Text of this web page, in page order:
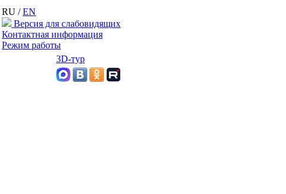
RU /EN
Версия для слабовидящих
Контактная информация
Режим работы
3D-тур